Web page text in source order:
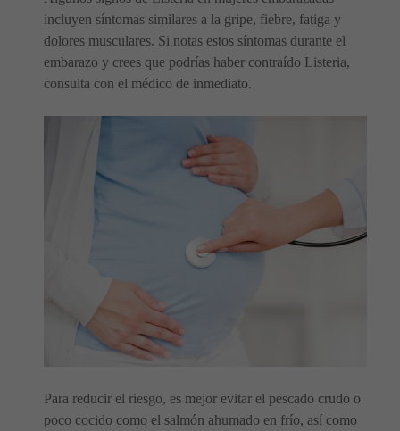
incluyen síntomas similares a la gripe, fiebre, fatiga y
dolores musculares. Si notas estos síntomas durante el
embarazo y crees que podrías haber contraído Listeria,
consulta con el médico de inmediato.
Para reducir el riesgo, es mejor evitar el pescado crudo o
poco cocido como el salmón ahumado en frío, así como